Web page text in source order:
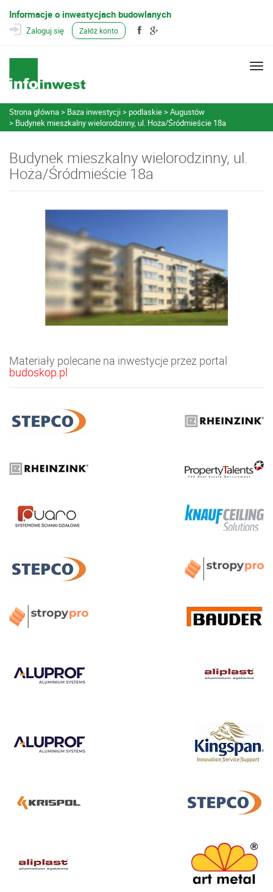
Informacje o inwestycjach budowlanych
Zaloguj się Załóż konto
Strona główna Baza inwestycji podlaskie
Augustów
Budynek mieszkalny wielorodzinny, ul. Hoża/Śródmieście 18a
Budynek mieszkalny wielorodzinny, ul.
Hoża/Śródmieście 18a
Materiały polecane na inwestycje przez portal
budoskop.pl